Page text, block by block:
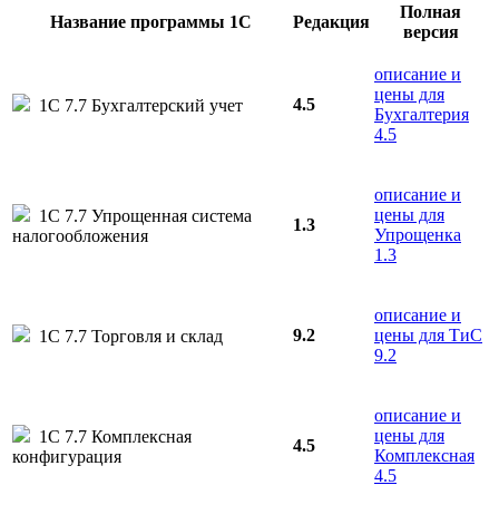
Название программы 1С Редакция
Полная
версия
1С 7.7 Бухгалтерский учет 4.5
описание и
цены для
Бухгалтерия
4.5
1С 7.7 Упрощенная система
налогообложения
1.3
описание и
цены для
Упрощенка
1.3
1С 7.7 Торговля и склад 9.2
описание и
цены для ТиС
9.2
1С 7.7 Комплексная
конфигурация
4.5
описание и
цены для
Комплексная
4.5